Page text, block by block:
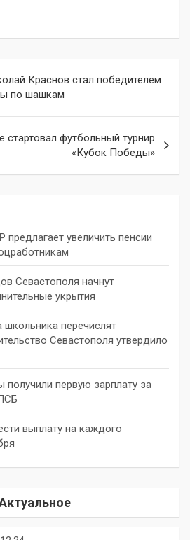
Краснов стал победителем
по шашкам
стартовал футбольный турнир
«Кубок Победы»
увеличить пенсии
Севастополя начнут
укрытия
школьника перечислят
Севастополя утвердило
первую зарплату за
выплату на каждого